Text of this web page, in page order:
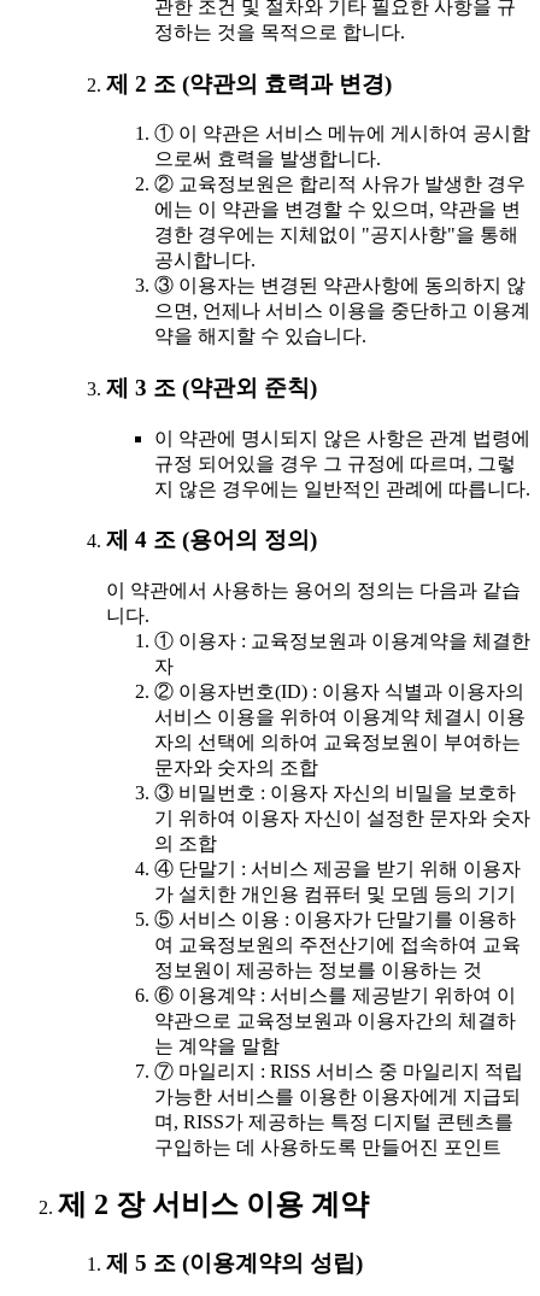
관한 조건 및 절차와 기타 필요한 사항을 규
정하는 것을 목적으로 합니다.
제 2 조 (약관의 효력과 변경)
① 이 약관은 서비스 메뉴에 게시하여 공시함
으로써 효력을 발생합니다.
② 교육정보원은 합리적 사유가 발생한 경우
에는 이 약관을 변경할 수 있으며, 약관을 변
경한 경우에는 지체없이 "공지사항"을 통해
공시합니다.
③ 이용자는 변경된 약관사항에 동의하지 않
으면, 언제나 서비스 이용을 중단하고 이용계
약을 해지할 수 있습니다.
제 3 조 (약관외 준칙)
이 약관에 명시되지 않은 사항은 관계 법령에
규정 되어있을 경우 그 규정에 따르며, 그렇
지 않은 경우에는 일반적인 관례에 따릅니다.
제 4 조 (용어의 정의)
이 약관에서 사용하는 용어의 정의는 다음과 같습
니다.
① 이용자 : 교육정보원과 이용계약을 체결한
자
② 이용자번호(ID) : 이용자 식별과 이용자의
서비스 이용을 위하여 이용계약 체결시 이용
자의 선택에 의하여 교육정보원이 부여하는
문자와 숫자의 조합
③ 비밀번호 : 이용자 자신의 비밀을 보호하
기 위하여 이용자 자신이 설정한 문자와 숫자
의 조합
④ 단말기 : 서비스 제공을 받기 위해 이용자
가 설치한 개인용 컴퓨터 및 모뎀 등의 기기
⑤ 서비스 이용 : 이용자가 단말기를 이용하
여 교육정보원의 주전산기에 접속하여 교육
정보원이 제공하는 정보를 이용하는 것
⑥ 이용계약 : 서비스를 제공받기 위하여 이
약관으로 교육정보원과 이용자간의 체결하
는 계약을 말함
⑦ 마일리지 : RISS 서비스 중 마일리지 적립
가능한 서비스를 이용한 이용자에게 지급되
며, RISS가 제공하는 특정 디지털 콘텐츠를
구입하는 데 사용하도록 만들어진 포인트
제 2 장 서비스 이용 계약
제 5 조 (이용계약의 성립)